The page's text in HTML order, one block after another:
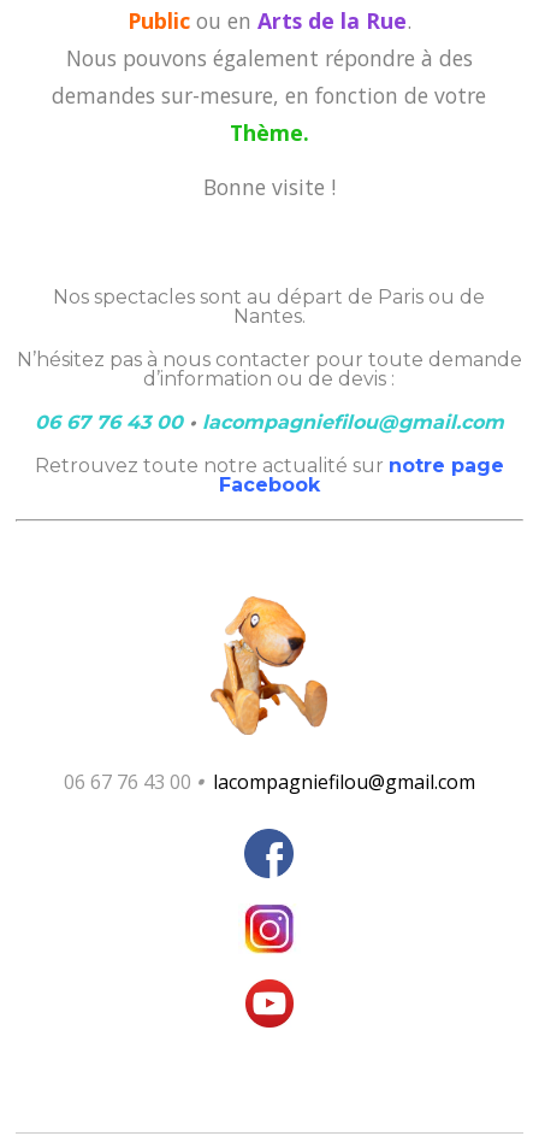
Publicou en Arts de la Rue.
Nous pouvons également répondre à des
demandes sur-mesure, en fonction de votre
Thème.
Bonne visite !
Nos spectacles sont au départ de Paris ou de
Nantes.
N’hésitez pas à nous contacter pour toute demande
d’information ou de devis :
06 67 76 43 00 • lacompagniefilou@gmail.com
Retrouvez toute notre actualité sur notre page
Facebook
06 67 76 43 00 • lacompagniefilou@gmail.com